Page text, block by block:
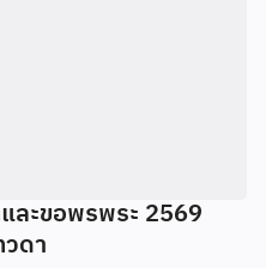
ละขอพรพระ 2569
ดา